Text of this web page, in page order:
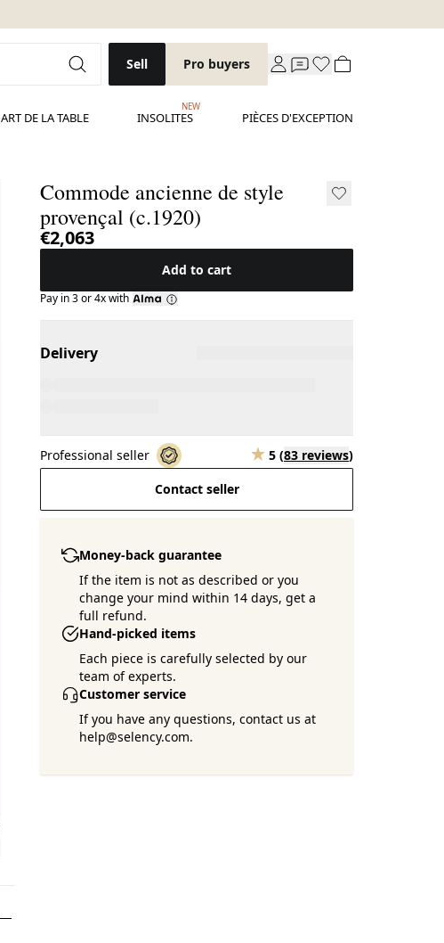
Sell Pro buyers
ART DE LA TABLE INSOLITES
NEW
PIÈCES D'EXCEPTION
Commode ancienne de style
provençal (c.1920)
€2,063
Add to cart
Pay in 3 or 4x with
Delivery
Professional seller 5 (83 reviews)
Contact seller
Money-back guarantee
If the item is not as described or you
change your mind within 14 days, get a
full refund.
Hand-picked items
Each piece is carefully selected by our
team of experts.
Customer service
If you have any questions, contact us at
help@selency.com.